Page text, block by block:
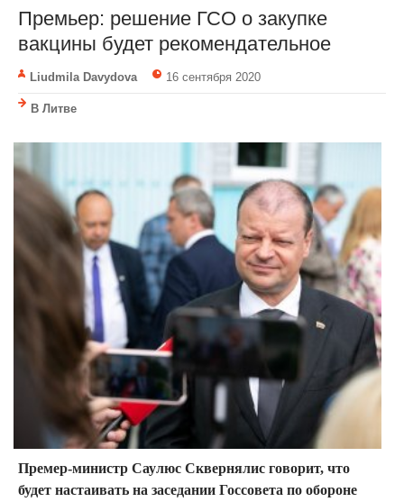
Премьер: решение ГСО о закупке
вакцины будет рекомендательное
Liudmila Davydova 16 сентября 2020
В Литве
Премер-министр Саулюс Сквернялис говорит, что
будет настаивать на заседании Госсовета по обороне